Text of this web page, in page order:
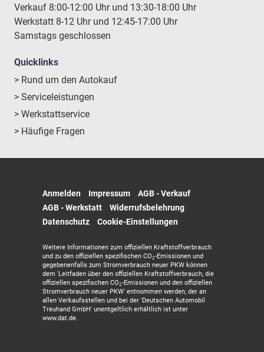
Verkauf 8:00-12:00 Uhr und 13:30-18:00 Uhr
Werkstatt 8-12 Uhr und 12:45-17:00 Uhr
Samstags geschlossen
Quicklinks
> Rund um den Autokauf
> Serviceleistungen
> Werkstattservice
> Häufige Fragen
Anmelden Impressum
AGB - Verkauf
AGB - Werkstatt
Widerrufsbelehrung
Datenschutz
Cookie-Einstellungen
Weitere Informationen zum offiziellen Kraftstoffverbrauch
und zu den offiziellen spezifischen CO2-Emissionen und
gegebenenfalls zum Stromverbrauch neuer PKW können
dem 'Leitfaden über den offiziellen Kraftstoffverbrauch, die
offiziellen spezifischen CO2-Emissionen und den offiziellen
Stromverbrauch neuer PKW' entnommen werden, der an
allen Verkaufsstellen und bei der 'Deutschen Automobil
Treuhand GmbH' unentgeltlich erhältlich ist unter
www.dat.de.